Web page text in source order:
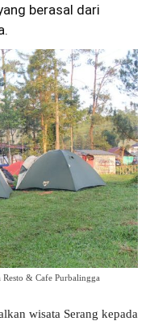
berasal dari
& Cafe Purbalingga
wisata Serang kepada